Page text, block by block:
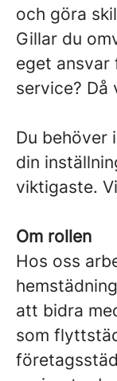
och göra
Gillar du
eget ansvar
service? Då
Du behöver
din
viktigaste.
Om rollen
Hos oss
att bidra
som